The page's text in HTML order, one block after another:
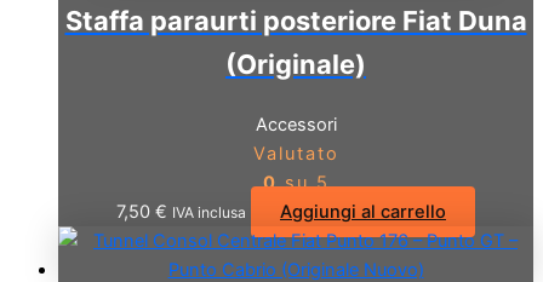
Staffa paraurti posteriore Fiat Duna
(Originale)
Accessori
Valutato
0su 5
7,50 € IVA inclusa Aggiungi al carrello